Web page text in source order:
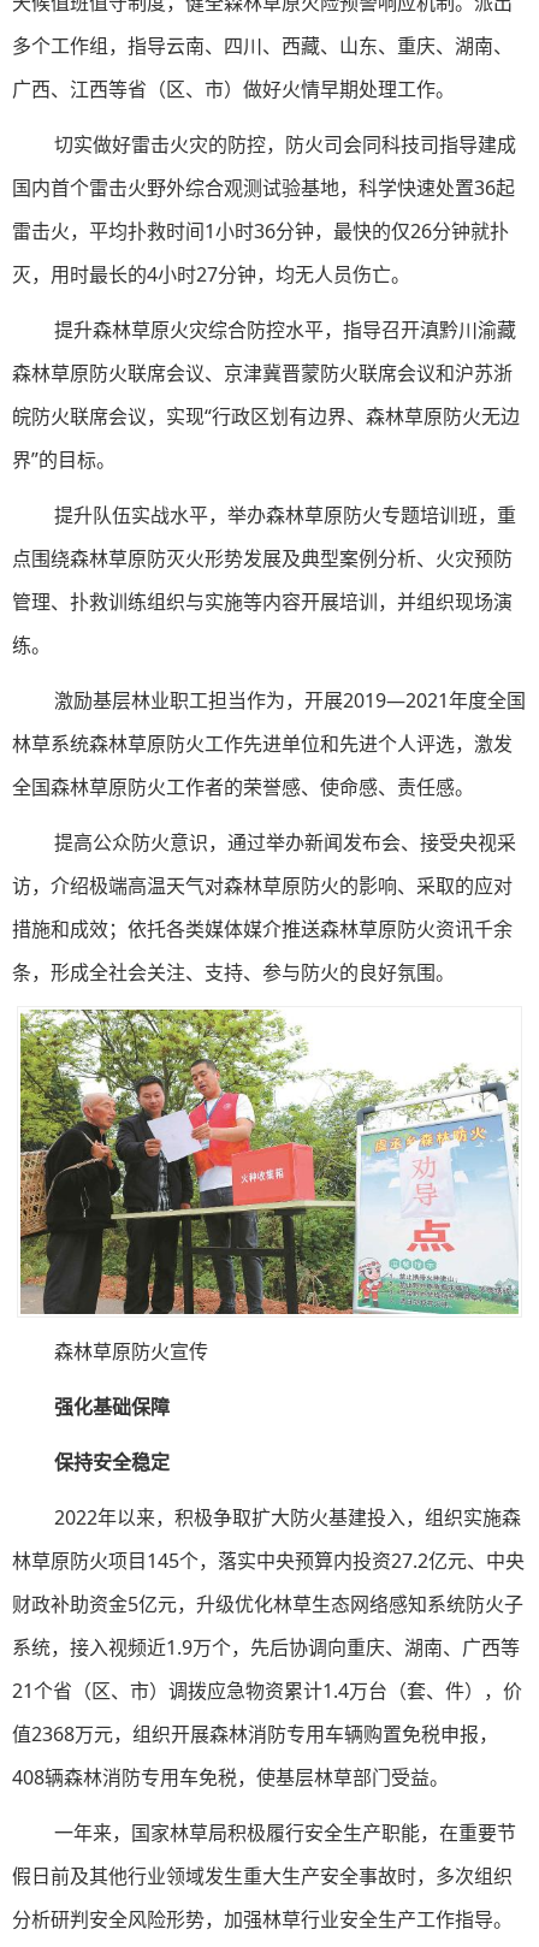
多个工作组，指导云南、四川、西藏、山东、重庆、湖南、
广西、江西等省（区、市）做好火情早期处理工作。
切实做好雷击火灾的防控，防火司会同科技司指导建成
国内首个雷击火野外综合观测试验基地，科学快速处置36起
雷击火，平均扑救时间1小时36分钟，最快的仅26分钟就扑
灭，用时最长的4小时27分钟，均无人员伤亡。
提升森林草原火灾综合防控水平，指导召开滇黔川渝藏
森林草原防火联席会议、京津冀晋蒙防火联席会议和沪苏浙
皖防火联席会议，实现“行政区划有边界、森林草原防火无边
界”的目标。
提升队伍实战水平，举办森林草原防火专题培训班，重
点围绕森林草原防灭火形势发展及典型案例分析、火灾预防
管理、扑救训练组织与实施等内容开展培训，并组织现场演
练。
激励基层林业职工担当作为，开展2019—2021年度全国
林草系统森林草原防火工作先进单位和先进个人评选，激发
全国森林草原防火工作者的荣誉感、使命感、责任感。
提高公众防火意识，通过举办新闻发布会、接受央视采
访，介绍极端高温天气对森林草原防火的影响、采取的应对
措施和成效；依托各类媒体媒介推送森林草原防火资讯千余
条，形成全社会关注、支持、参与防火的良好氛围。
森林草原防火宣传
强化基础保障
保持安全稳定
2022年以来，积极争取扩大防火基建投入，组织实施森
林草原防火项目145个，落实中央预算内投资27.2亿元、中央
财政补助资金5亿元，升级优化林草生态网络感知系统防火子
系统，接入视频近1.9万个，先后协调向重庆、湖南、广西等
21个省（区、市）调拨应急物资累计1.4万台（套、件），价
值2368万元，组织开展森林消防专用车辆购置免税申报，
408辆森林消防专用车免税，使基层林草部门受益。
一年来，国家林草局积极履行安全生产职能，在重要节
假日前及其他行业领域发生重大生产安全事故时，多次组织
分析研判安全风险形势，加强林草行业安全生产工作指导。